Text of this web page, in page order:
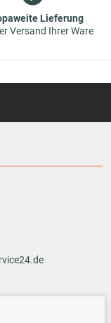
Lieferung
Versand Ihrer Ware